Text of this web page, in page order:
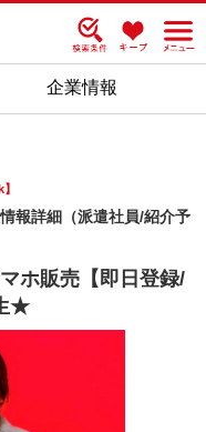
企業情報
報詳細（派遣社員/紹介予
ホ販売【即日登録/
★